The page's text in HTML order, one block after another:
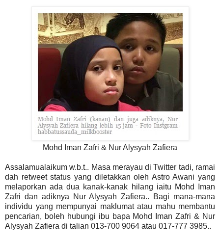
Mohd Iman Zafri & Nur Alysyah Zafiera
Assalamualaikum w.b.t.. Masa merayau di Twitter tadi, ramai
dah retweet status yang diletakkan oleh Astro Awani yang
melaporkan ada dua kanak-kanak hilang iaitu Mohd Iman
Zafri dan adiknya Nur Alysyah Zafiera.. Bagi mana-mana
individu yang mempunyai maklumat atau mahu membantu
pencarian, boleh hubungi ibu bapa Mohd Iman Zafri & Nur
Alysyah Zafiera di talian 013-700 9064 atau 017-777 3985..